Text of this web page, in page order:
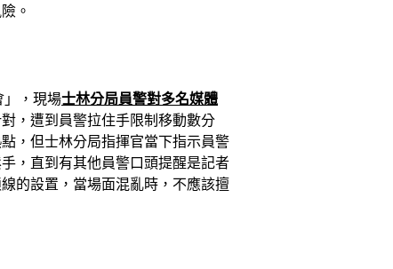
。
」，現場士林分局員警對多名媒體
，遭到員警拉住手限制移動數分
，但士林分局指揮官當下指示員警
，直到有其他員警口頭提醒是記者
的設置，當場面混亂時，不應該擅